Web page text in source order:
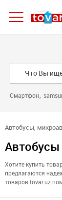
Смартфон
Автобусы,
Хотите купить
предлагаются
товаров tovar.uz